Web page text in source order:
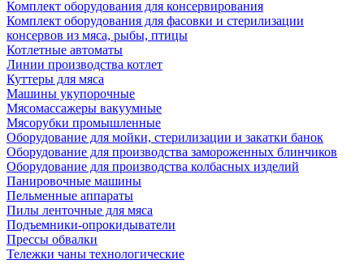
Комплект оборудования для консервирования
Комплект оборудования для фасовки и стерилизации
консервов из мяса, рыбы, птицы
Котлетные автоматы
Линии производства котлет
Куттеры для мяса
Машины укупорочные
Мясомассажеры вакуумные
Мясорубки промышленные
Оборудование для мойки, стерилизации и закатки банок
Оборудование для производства замороженных блинчиков
Оборудование для производства колбасных изделий
Панировочные машины
Пельменные аппараты
Пилы ленточные для мяса
Подъемники-опрокидыватели
Прессы обвалки
Тележки чаны технологические